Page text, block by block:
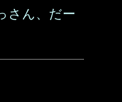
さん、だー